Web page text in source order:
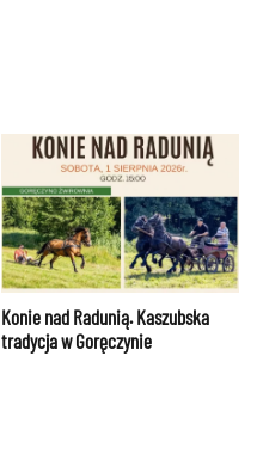
Konie nad Radunią. Kaszubska
tradycja w Goręczynie